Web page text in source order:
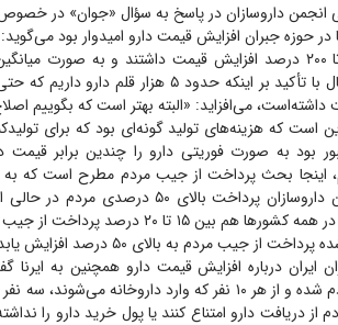
داروسازان در پاسخ به سؤال «جوان» در خصوص
در حوزه جبران افزایش قیمت دارو امیدوار بود
است که هزینه‌های تولید گونه‌ای بود که برای
بود به صورت فوریتی دارو را چندین برابر قیمت
درصد است. به گفته این عضو انجمن داروسازان
پرداخت از جیب مردم ۲۰درصد باشد. در همه کشور‌ها هم
جیب مردم به بالای ۵۰ درصد افزایش یابد.
ایران درباره افزایش قیمت دارو همچنین به
برخی دارو‌ها باعث ایجاد شوک در مردم شده و از هر ۱۰ نفر که وارد
دریافت دارو امتناع کنند یا پول خرید دارو را